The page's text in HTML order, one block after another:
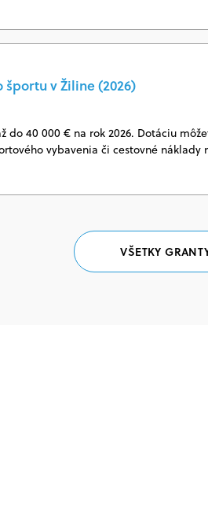
v Žiline (2026)
do 40 000 € na rok 2026. Dotáciu
vybavenia či cestovné náklady
VŠETKY